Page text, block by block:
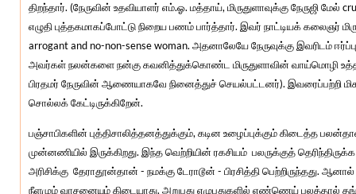
திறந்தார். (நேருவின் உதவியாளர் எம்.ஓ. மத்தாய், மிருதுளாவுக்கு நேருஜி மேல்
எழுதி புத்தகமாகப்போட்டு நிறைய பணம் பார்த்தார். இவர் நாட்டியக் கலைஞர்
arrogant and no-non-sense woman. அதனாலேயே நேருவுக்கு இவரிடம்
அவர்கள் நலன்களை நன்கு கவனித்துக்கொண்ட மிருதுளாவின் வாய்மொழி
பிரதமர் நேருவின் ஆணையாகவே நினைத்துச் செயல்பட்டனர்).
சொல்லக் கேட்டிருக்கிறேன்.
பஞ்சாபிகளின் புத்திசாலித்தனத்துக்கும், கடின உழைப்புக்கும் கிடைத்த
முன்னணியில் இருக்கிறது. இந்த வெற்றியின் ரகசியம் பலருக்குத்
அரிசிக்கு தேராதூன்தான் - நமக்கு டேராடூன் - பிரசித்தி பெற்றிருந்தது.
நீளமும் வாசனையும் கிடையாது. அறுபது எழுபதுகளில் எண்ணெய்